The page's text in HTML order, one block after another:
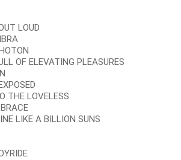
LOUD
OF ELEVATING PLEASURES
LOVELESS
LIKE A BILLION SUNS